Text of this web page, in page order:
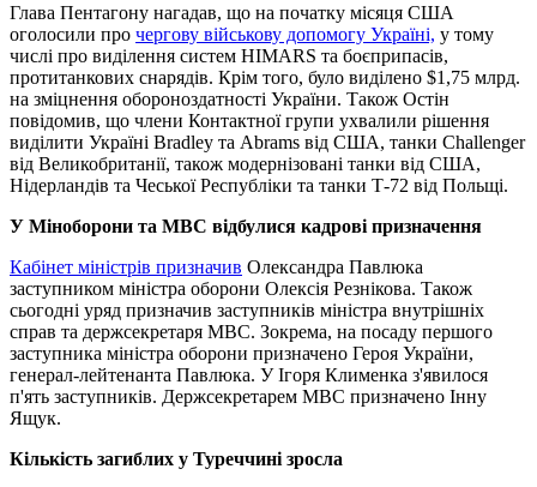
Глава Пентагону нагадав, що на початку місяця США
оголосили про чергову військову допомогу Україні, у тому
числі про виділення систем HIMARS та боєприпасів,
протитанкових снарядів. Крім того, було виділено $1,75 млрд.
на зміцнення обороноздатності України. Також Остін
повідомив, що члени Контактної групи ухвалили рішення
виділити Україні Bradley та Abrams від США, танки Challenger
від Великобританії, також модернізовані танки від США,
Нідерландів та Чеської Республіки та танки Т-72 від Польщі.
У Міноборони та МВС відбулися кадрові призначення
Кабінет міністрів призначив Олександра Павлюка
заступником міністра оборони Олексія Резнікова. Також
сьогодні уряд призначив заступників міністра внутрішніх
справ та держсекретаря МВС. Зокрема, на посаду першого
заступника міністра оборони призначено Героя України,
генерал-лейтенанта Павлюка. У Ігоря Клименка з'явилося
п'ять заступників. Держсекретарем МВС призначено Інну
Ящук.
Кількість загиблих у Туреччині зросла